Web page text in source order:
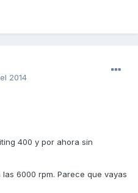
2014
400 y por ahora sin
6000 rpm. Parece que vayas